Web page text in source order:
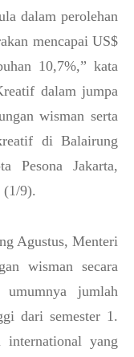
dalam perolehan
mencapai US$
10,7%,” kata
dalam jumpa
wisman serta
di Balairung
Pesona Jakarta,
(1/9).
Agustus, Menteri
wisman secara
jumlah
dari semester 1.
yang